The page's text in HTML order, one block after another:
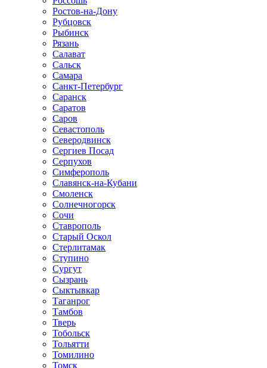
Ростов-на-Дону
Рубцовск
Рыбинск
Рязань
Салават
Сальск
Самара
Санкт-Петербург
Саранск
Саратов
Саров
Севастополь
Северодвинск
Сергиев Посад
Серпухов
Симферополь
Славянск-на-Кубани
Смоленск
Солнечногорск
Сочи
Ставрополь
Старый Оскол
Стерлитамак
Ступино
Сургут
Сызрань
Сыктывкар
Таганрог
Тамбов
Тверь
Тобольск
Тольятти
Томилино
Томск